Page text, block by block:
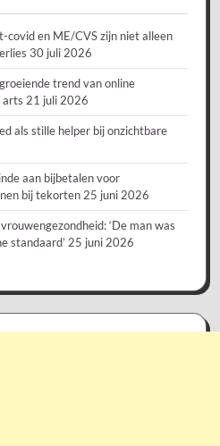
covid en ME/CVS zijn niet alleen
30 juli 2026
trend van online
arts 21 juli 2026
als stille helper bij onzichtbare
aan bijbetalen voor
bij tekorten25 juni 2026
‘De man was
standaard’ 25 juni 2026